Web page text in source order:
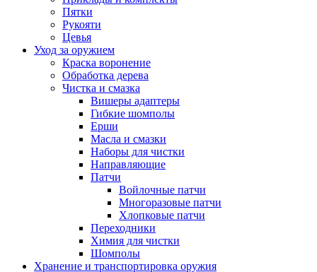
Пятки
Рукояти
Цевья
Уход за оружием
Краска воронение
Обработка дерева
Чистка и смазка
Вишеры адаптеры
Гибкие шомполы
Ерши
Масла и смазки
Наборы для чистки
Направляющие
Патчи
Войлочные патчи
Многоразовые патчи
Хлопковые патчи
Переходники
Химия для чистки
Шомполы
Хранение и транспортировка оружия